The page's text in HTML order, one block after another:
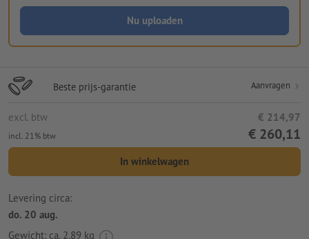
Nu uploaden
Beste prijs-garantie Aanvragen
excl. btw € 214,97
incl. 21% btw € 260,11
In winkelwagen
Levering circa:
do. 20 aug.
Gewicht: ca. 2,89 kg